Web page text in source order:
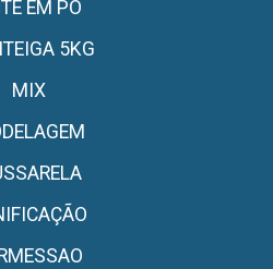
EM PO
5KG
MIX